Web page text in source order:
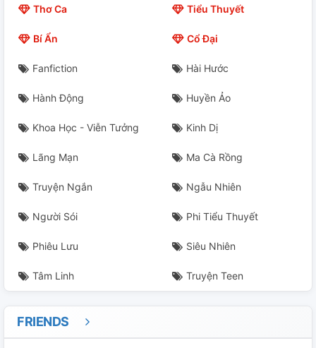
Thơ Ca Tiểu Thuyết
Bí Ẩn Cổ Đại
Fanfiction Hài Hước
Hành Động Huyền Ảo
Khoa Học - Viễn Tưởng Kinh Dị
Lãng Mạn Ma Cà Rồng
Truyện Ngắn Ngẫu Nhiên
Người Sói Phi Tiểu Thuyết
Phiêu Lưu Siêu Nhiên
Tâm Linh Truyện Teen
FRIENDS